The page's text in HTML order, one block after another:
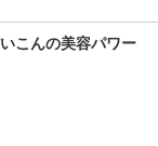
こんの美容パワー